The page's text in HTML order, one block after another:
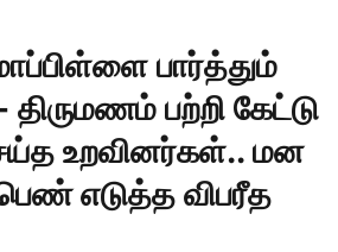
பார்த்தும்
பற்றி கேட்டு
உறவினர்கள்.. மன
எடுத்த விபரீத